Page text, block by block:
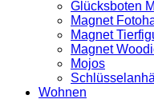
Glücksboten
Magnet
Magnet
Magnet
Mojos
Wohnen